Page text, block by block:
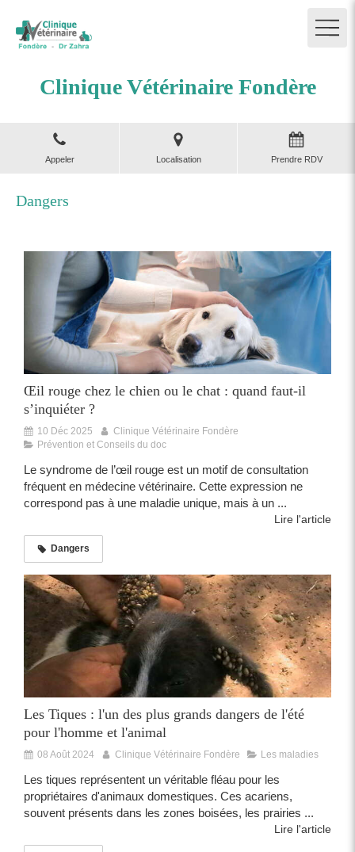
Clinique Vétérinaire Fondère
Appeler Localisation Prendre RDV
Dangers
Œil rouge chez le chien ou le chat : quand faut-il
s’inquiéter ?
10 Déc 2025
Clinique Vétérinaire Fondère
Prévention et Conseils du doc
Le syndrome de l’œil rouge est un motif de consultation
fréquent en médecine vétérinaire. Cette expression ne
correspond pas à une maladie unique, mais à un ...
Lire l'article
Dangers
Les Tiques : l'un des plus grands dangers de l'été
pour l'homme et l'animal
08 Août 2024 Clinique Vétérinaire Fondère Les maladies
Les tiques représentent un véritable fléau pour les
propriétaires d'animaux domestiques. Ces acariens,
souvent présents dans les zones boisées, les prairies ...
Lire l'article